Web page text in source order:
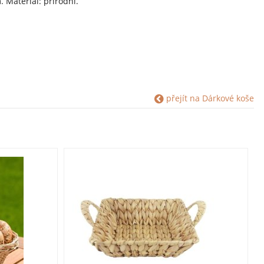
přejít na Dárkové koše